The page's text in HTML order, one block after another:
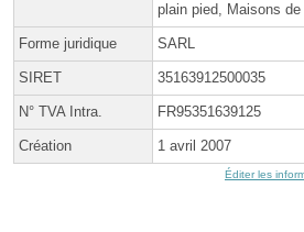
plain pied, Maisons
Forme juridique SARL
SIRET 35163912500035
N° TVA Intra. FR95351639125
Création 1 avril 2007
Éditer les